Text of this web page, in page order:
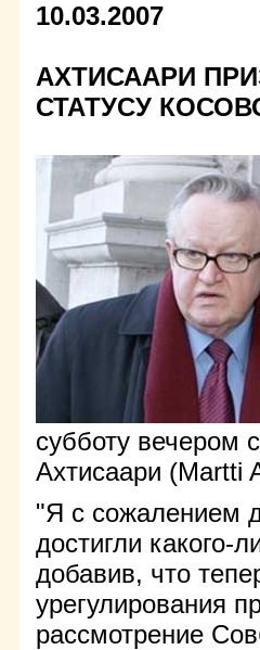
10.03.2007
АХТИСААРИ
СТАТУСУ
субботу вечером
Ахтисаари (Martti
"Я с сожалением
достигли какого-
добавив, что
урегулирования
рассмотрение